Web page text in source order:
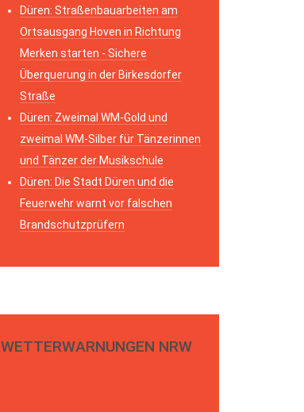
Düren: Straßenbauarbeiten am
Ortsausgang Hoven in Richtung
Merken starten - Sichere
Überquerung in der Birkesdorfer
Straße
Düren: Zweimal WM-Gold und
zweimal WM-Silber für Tänzerinnen
und Tänzer der Musikschule
Düren: Die Stadt Düren und die
Feuerwehr warnt vor falschen
Brandschutzprüfern
WETTERWARNUNGEN NRW